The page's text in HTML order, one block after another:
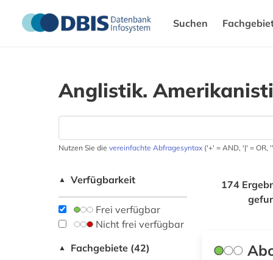
Suchen
Anglistik.
Nutzen Sie die vereinfachte Abfragesyntax ('+' = AND, '|' = OR,
▲ Verfügbarkeit
Frei verfügbar
Nicht frei verfügbar
▲ Fachgebiete (42)
174